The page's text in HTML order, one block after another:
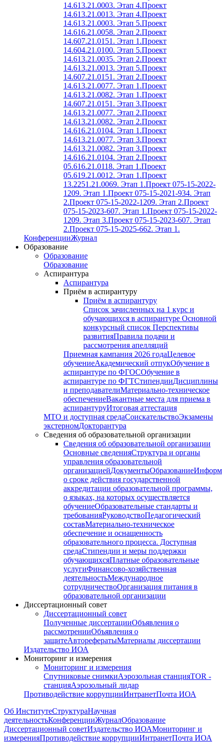
14.613.21.0003. Этап 4.Проект
14.613.21.0013. Этап 4.Проект
14.613.21.0003. Этап 5.Проект
14.616.21.0058. Этап 2.Проект
14.607.21.0151. Этап 1.Проект
14.604.21.0100. Этап 5.Проект
14.613.21.0035. Этап 2.Проект
14.613.21.0013. Этап 5.Проект
14.607.21.0151. Этап 2.Проект
14.613.21.0077. Этап 1.Проект
14.613.21.0082. Этап 1.Проект
14.607.21.0151. Этап 3.Проект
14.613.21.0077. Этап 2.Проект
14.613.21.0082. Этап 2.Проект
14.616.21.0104. Этап 1.Проект
14.613.21.0077. Этап 3.Проект
14.613.21.0082. Этап 3.Проект
14.616.21.0104. Этап 2.Проект
05.616.21.0118. Этап 1.Проект
05.619.21.0012. Этап 1.Проект
13.2251.21.0069. Этап 1.Проект 075-15-2022-
1209. Этап 1.Проект 075-15-2021-934. Этап
2.Проект 075-15-2022-1209. Этап 2.Проект
075-15-2023-607. Этап 1.Проект 075-15-2022-
1209. Этап 3.Проект 075-15-2023-607. Этап
2.Проект 075-15-2025-662. Этап 1.
КонференцииЖурнал
Образование
Образование
Образование
Аспирантура
Аспирантура
Приём в аспирантуру
Приём в аспирантуру
Список зачисленных на 1 курс и
обучающихся в аспирантуре Основной
конкурсный список Перспективы
развитияПравила подачи и
рассмотрения апелляций
Приемная кампания 2026 годаЦелевое
обучениеАкадемический отпукОбучение в
аспирантуре по ФГОСОбучение в
аспирантуре по ФГТСтипендииДисциплины
и преподавателиМатериально-техническое
обеспечениеВакантные места для приема в
аспирантуруИтоговая аттестация
МТО и доступная средаСоискательствоЭкзамены
экстерномДокторантура
Сведения об образовательной организации
Сведения об образовательной организации
Основные сведенияСтруктура и органы
управления образовательной
организациейДокументыОбразование
о сроке действия государственной
аккредитации образовательной программы,
о языках, на которых осуществляется
обучениеОбразовательные стандарты и
требованияРуководствоПедагогический
составМатериально-техническое
обеспечение и оснащенность
образовательного процесса. Доступная
средаСтипендии и меры поддержки
обучающихсяПлатные образовательные
услугиФинансово-хозяйственная
деятельностьМеждународное
сотрудничествоОрганизация питания в
образовательной организации
Диссертационный совет
Диссертационный совет
Полученные диссертацииОбъявления о
рассмотренииОбъявления о
защитеАвторефератыМатериалы диссертации
Издательство ИОА
Мониторинг и измерения
Мониторинг и измерения
Спутниковые снимкиАэрозольная станцияTOR -
станцияАэрозольный лидар
Противодействие коррупцииИнтранетПочта ИОА
Об ИнститутеСтруктураНаучная
деятельностьКонференцииЖурналОбразование
Диссертационный советИздательство ИОАМониторинг и
измеренияПротиводействие коррупцииИнтранетПочта ИОА